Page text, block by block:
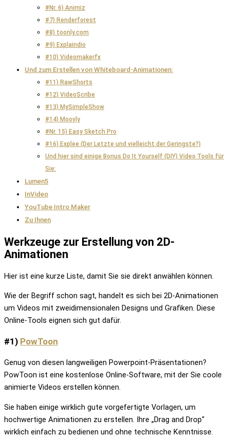
#Nr. 6) Animiz
#7) Renderforest
#8) toonly.com
#9) Explaindio
#10) Videomakerfx
Und zum Erstellen von Whiteboard-Animationen:
#11) RawShorts
#12) VideoScribe
#13) MySimpleShow
#14) Moovly
#Nr. 15) Easy Sketch Pro
#16) Explee (Der Letzte und vielleicht der Geringste?)
Und hier sind einige Bonus Do It Yourself (DIY) Video Tools für
Sie:
Lumen5
InVideo
YouTube Intro Maker
Zu Ihnen
Werkzeuge zur Erstellung von 2D-
Animationen
Hier ist eine kurze Liste, damit Sie sie direkt anwählen können.
Wie der Begriff schon sagt, handelt es sich bei 2D-Animationen
um Videos mit zweidimensionalen Designs und Grafiken. Diese
Online-Tools eignen sich gut dafür.
#1) PowToon
Genug von diesen langweiligen Powerpoint-Präsentationen?
PowToon ist eine kostenlose Online-Software, mit der Sie coole
animierte Videos erstellen können.
Sie haben einige wirklich gute vorgefertigte Vorlagen, um
hochwertige Animationen zu erstellen. Ihre „Drag and Drop“
wirklich einfach zu bedienen und ohne technische Kenntnisse.